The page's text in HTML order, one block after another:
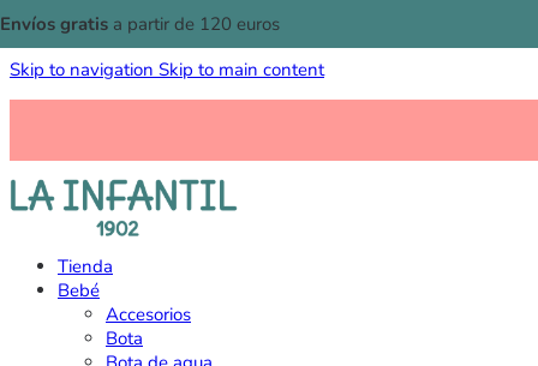
Skip to navigation Skip to main content
Envíos gratis a partir de 120 euros
Tienda
Bebé
Accesorios
Bota